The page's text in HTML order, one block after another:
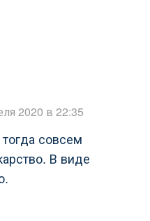
2020 в 22:35
совсем
В виде